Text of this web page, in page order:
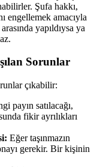
Şufa hakkı,
engellemek amacıyla
yapıldıysa ya
Sorunlar
çıkabilir:
payın satılacağı,
fikir ayrılıkları
Eğer taşınmazın
gerekir. Bir kişinin